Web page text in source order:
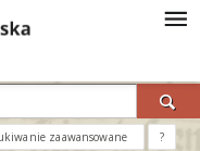
zaawansowane ?